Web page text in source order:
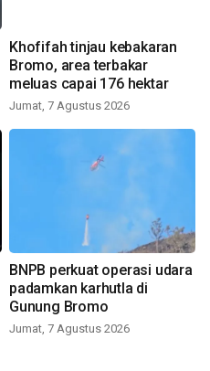
Khofifah tinjau kebakaran
Bromo, area terbakar
meluas capai 176 hektar
Jumat, 7 Agustus 2026
BNPB perkuat operasi udara
padamkan karhutla di
Gunung Bromo
Jumat, 7 Agustus 2026